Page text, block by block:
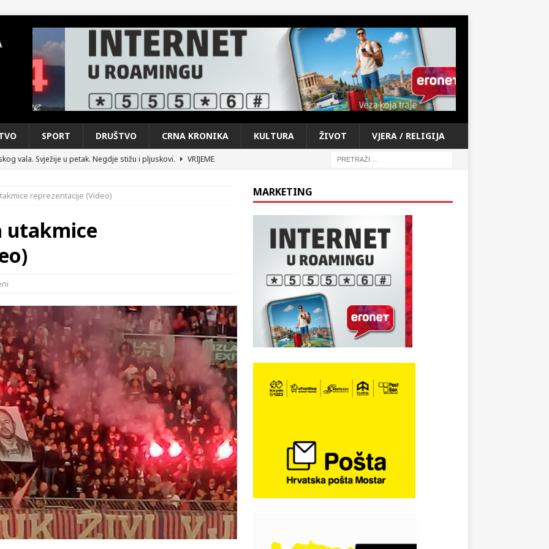
SPORT DRUŠTVO CRNA KRONIKA KULTURA ŽIVOT VJERA / RELIGIJA
vala. Svježije u petak. Negdje stižu i pljuskovi.
VRIJEME
RAT
pobjede: Večer u kojoj Knin, iseljena i domovinska Hrvatska dišu
iz sažetka dnevnih događaja za protekli vikend
Vozači satima čekaju, dok se drugi ubacuju sa strane
VIJESTI
29. srpnja 2018, preminuo je glazbeni genij Oliver Dragojević
o Oluji: Hrvati imaju što slaviti, dobili su ono što im povijesno
reprezentacije (Video)
utakmice
MARKETING